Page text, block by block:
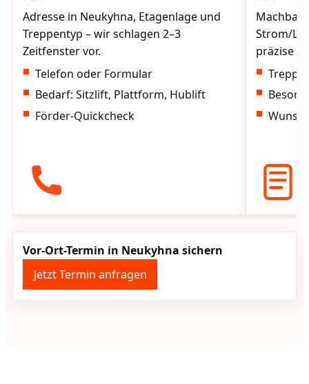
Adresse in Neukyhna, Etagenlage und
Treppentyp – wir schlagen 2–3
Zeitfenster vor.
Telefon oder Formular
Bedarf: Sitzlift, Plattform, Hublift
Förder-Quickcheck
Strom/
präzise
Vor-Ort-Termin in Neukyhna sichern
Jetzt Termin anfragen